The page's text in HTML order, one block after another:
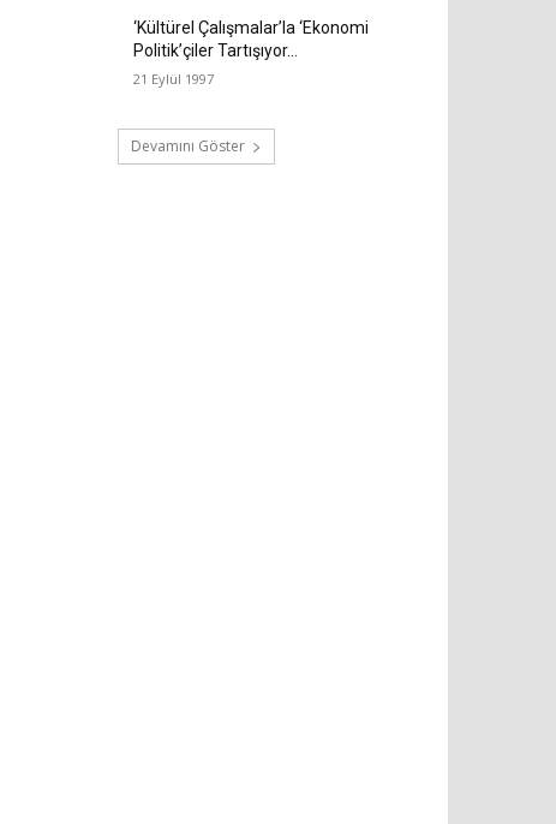
‘Kültürel Çalışmalar’la ‘Ekonomi
Politik’çiler Tartışıyor…
21 Eylül 1997
Devamını Göster